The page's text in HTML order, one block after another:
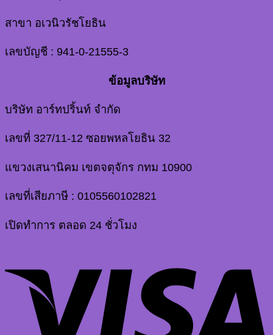
สาขา อเวนิวรัชโยธิน
เลขบัญชี : 941-0-21555-3
ข้อมูลบริษัท
บริษัท อาร์ทปริ้นท์ จำกัด
เลขที่ 327/11-12 ซอยพหลโยธิน 32
แขวงเสนานิคม เขตจตุจักร กทม 10900
เลขที่เสียภาษี : 0105560102821
เปิดทำการ ตลอด 24 ชั่วโมง